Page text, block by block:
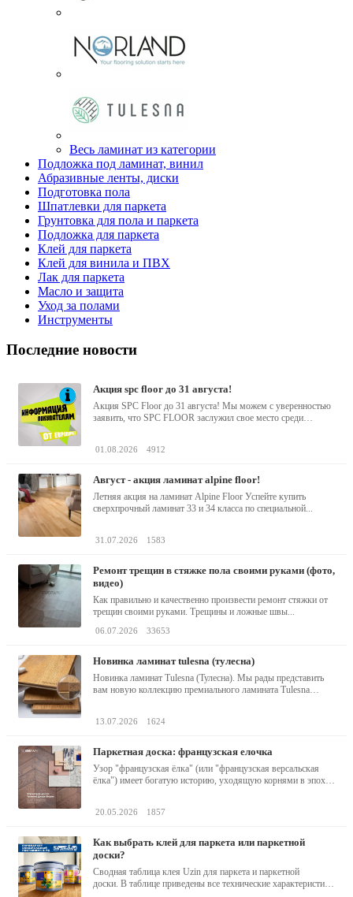
Весь ламинат из категории
Подложка под ламинат, винил
Абразивные ленты, диски
Подготовка пола
Шпатлевки для паркета
Грунтовка для пола и паркета
Подложка для паркета
Клей для паркета
Клей для винила и ПВХ
Лак для паркета
Масло и защита
Уход за полами
Инструменты
Последние новости
акция spc floor до 31 августа!
Акция SPC Floor до 31 августа! Мы можем с уверенностью
заявить, что SPC FLOOR заслужил свое место среди
01.08.2026 4912
август - акция ламинат alpine floor!
Летняя акция на ламинат Alpine Floor Успейте купить
сверхпрочный ламинат 33 и 34 класса по специальной...
31.07.2026 1583
ремонт трещин в стяжке пола своими руками (фото,
видео)
Как правильно и качественно произвести ремонт стяжки от
трещин своими руками. Трещины и ложные швы...
06.07.2026 33653
новинка ламинат tulesna (тулесна)
Новинка ламинат Tulesna (Тулесна). Мы рады представить
вам новую коллекцию премиального ламината Tulesna
13.07.2026 1624
паркетная доска: французская елочка
Узор "французская ёлка" (или "французская версальская
ёлка") имеет богатую историю, уходящую корнями в эпоху
20.05.2026 1857
как выбрать клей для паркета или паркетной
доски?
Сводная таблица клея Uzin для паркета и паркетной
доски. В таблице приведены все технические характеристики